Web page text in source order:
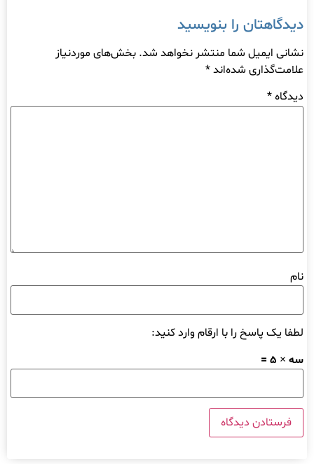
دیدگاهتان را بنویسید
نشانی ایمیل شما منتشر نخواهد شد. بخش‌های موردنیاز
علامت‌گذاری شده‌اند*
دیدگاه*
نام
لطفا یک پاسخ را با ارقام وارد کنید:
سه × 5 =